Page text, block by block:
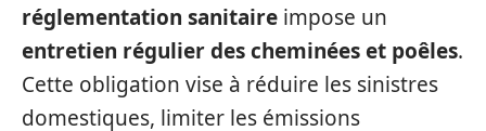
réglementation sanitaire impose un
entretien régulier des cheminées et poêles.
Cette obligation vise à réduire les sinistres
domestiques, limiter les émissions